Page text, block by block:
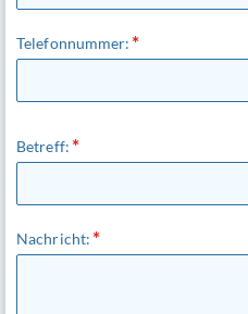
Telefonnummer:
Betreff:
Nachricht: